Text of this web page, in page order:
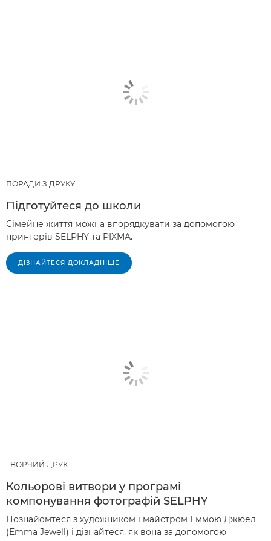
ПОРАДИ З ДРУКУ
Підготуйтеся до школи
Сімейне життя можна впорядкувати за допомогою
принтерів SELPHY та PIXMA.
ДІЗНАЙТЕСЯ ДОКЛАДНІШЕ
ТВОРЧИЙ ДРУК
Кольорові витвори у програмі
компонування фотографій SELPHY
Познайомтеся з художником і майстром Еммою Джюел
(Emma Jewell) і дізнайтеся, як вона за допомогою